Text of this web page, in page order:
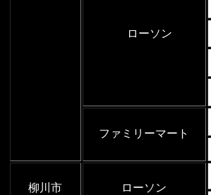
ローソン
ファミリーマート
柳川市 ローソン